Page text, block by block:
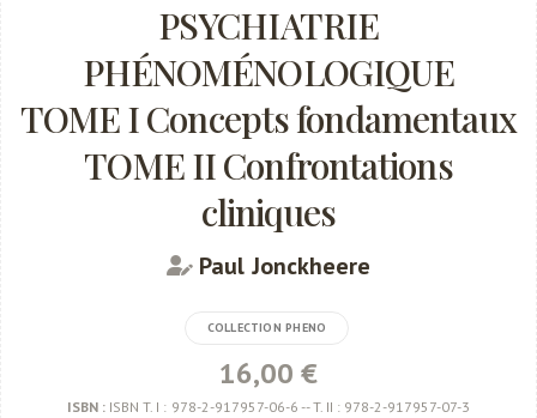
PSYCHIATRIE
PHÉNOMÉNOLOGIQUE
TOME I Concepts fondamentaux
TOME II Confrontations
cliniques
Paul Jonckheere
COLLECTION PHENO
16,00 €
ISBN : ISBN T. I : 978-2-917957-06-6 -- T. II : 978-2-917957-07-3